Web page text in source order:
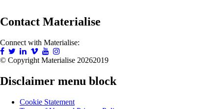
Contact Materialise
Connect with Materialise:
© Copyright Materialise 20262019
Disclaimer menu block
Cookie Statement